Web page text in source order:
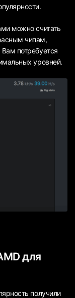
можно считать
чипам,
потребуется
уровней.
для
получили